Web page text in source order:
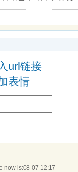
url链接
表情
now is:08-07 12:17